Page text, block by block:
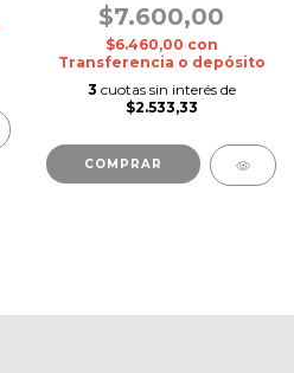
$7.600,00
$6.460,00 con
Transferencia o depósito
3 cuotas sin interés de
$2.533,33
COMPRAR